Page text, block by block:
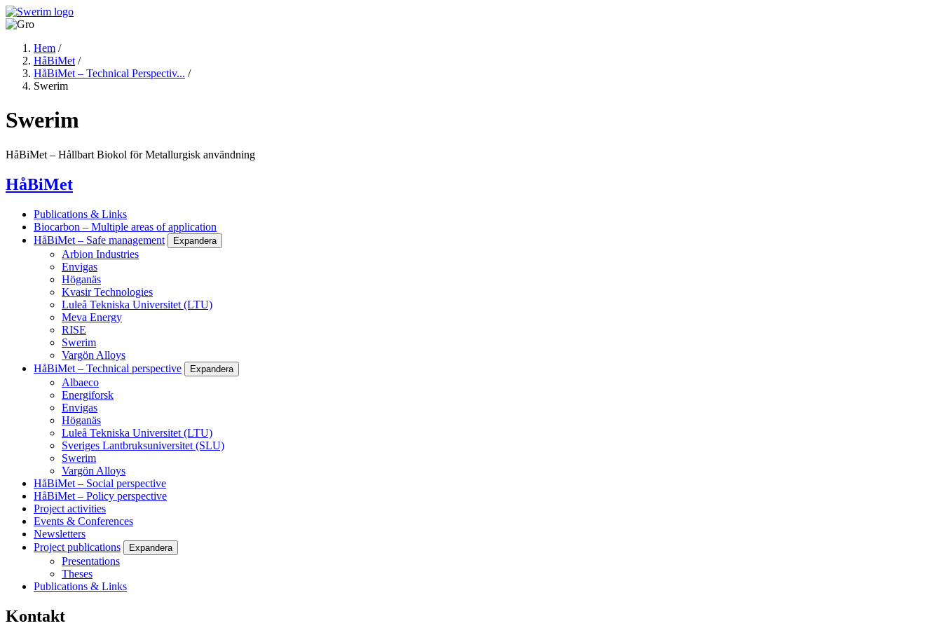
Hoppa
till
Länkstig
Hem /
HåBiMet /
HåBiMet – Technical Perspectiv... /
Swerim
Swerim
HåBiMet – Hållbart Biokol för Metallurgisk användning
HåBiMet
Publications & Links
Biocarbon – Multiple areas of application
HåBiMet – Safe management
Expandera
Arbion Industries
Envigas
Höganäs
Kvasir Technologies
Luleå Tekniska Universitet (LTU)
Meva Energy
RISE
Swerim
Vargön Alloys
HåBiMet – Technical perspective
Expandera
Albaeco
Energiforsk
Envigas
Höganäs
Luleå Tekniska Universitet (LTU)
Sveriges Lantbruksuniversitet (SLU)
Swerim
Vargön Alloys
HåBiMet – Social perspective
HåBiMet – Policy perspective
Project activities
Events & Conferences
Newsletters
Project publications
Expandera
Presentations
Theses
Publications & Links
Kontakt